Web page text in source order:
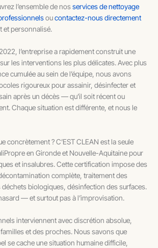
l’ensemble de nosservices de nettoyage
oucontactez-nous directement
et personnalisé.
l’entreprise a rapidement construit une
les interventions les plus délicates. Avec plus
cumulée au sein de l’équipe, nous avons
rigoureux pour assainir, désinfecter et
après un décès — qu’il soit récent ou
Chaque situation est différente, et nous le
concrètement ? C’EST CLEAN est la seule
en Gironde et Nouvelle-Aquitaine pour
et insalubres. Cette certification impose des
complète, traitement des
biologiques, désinfection des surfaces.
— et surtout pas à l’improvisation.
interviennent avec discrétion absolue,
et des proches. Nous savons que
se cache une situation humaine difficile,